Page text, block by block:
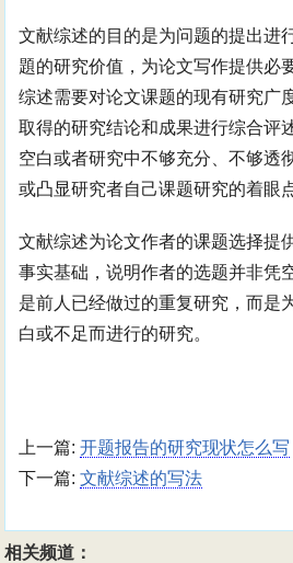
文献综述的目的是为问题的提出进
題的研究价值，为论文写作提供必
综述需要对论文课题的现有研究广
取得的研究结论和成果进行综合评
空白或者研究中不够充分、不够透
或凸显研究者自己课题研究的着眼
文献综述为论文作者的课题选择提
事实基础，说明作者的选题并非凭
是前人已经做过的重复研究，而是
白或不足而进行的研究。
上一篇:开题报告的研究现状怎么写
下一篇:文献综述的写法
相关频道：